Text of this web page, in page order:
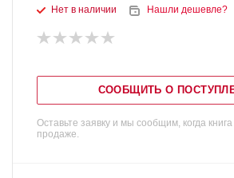
Нет в наличии Нашли дешевле?
СООБЩИТЬ О
Оставьте заявку и мы сообщим, когда
продаже.